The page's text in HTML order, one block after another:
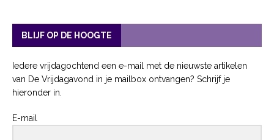
BLIJF OP DE HOOGTE
Iedere vrijdagochtend een e-mail met de nieuwste artikelen
van De Vrijdagavond in je mailbox ontvangen? Schrijf je
hieronder in.
E-mail